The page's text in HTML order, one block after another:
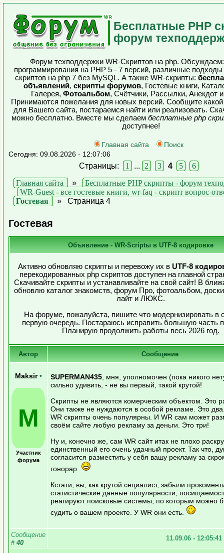
Бесплатные PHP
форум
Форум техподдержки WR-Скриптов на php.
программирования на PHP 5 - 7 версий, различные
скриптов на php 7 без MySQL. А также WR-скрипты:
объявлений, скрипты форумов, Гостевые книги,
Галерея, Фотоальбом, Счётчики, Рассылки, Анекдот и
Принимаются пожелания для новых версий. Сообщите какой
для Вашего сайта, постараемся найти или реализовать.
можно бесплатно. Вместе мы сделаем бесплатные php
доступнее!
Главная сайта
Поиск
Сегодня: 09.08.2026 - 12:07:06
Страницы: 1 ... 2 3 4 5
6
Главная сайта
»
Бесплатные PHP скрипты - форум
WR-Guest - все гостевые книги, wr-faq - скрипт вопрос-
Гостевая
» Страница 4
Гостевая
Объявление - WR-Scriptы в UTF-8 кодировке
Активно обновляю скрипты и перевожу их в UTF-8
перекодированных php скриптов доступен на главной
Скачивайте скрипты и устанавливайте на свой сайт! В
обновлю каталог знакомств, форум Про, фотоальбом,
лайт и ЛЮКС.
На форуме, пожалуйста, пишите что модернизировать в
первую очередь. Постараюсь исправить большую часть
Планирую продолжить работы весь 2026 год.
Автор Сообщение
Maksir •
M
Участник
форума
SUPERMAN435 , мня, уполномочен (пока никого
сильно удивить, - не вы первый, такой крутой!
Скрипты не являются комерческим объектом. Это
Они также не нуждаются в особой рекламе. Это
WR скрипты очень популярны. И WR сам может
своём сайте любую рекламу за деньги. Это три!
Ну и, конечно же, сам WR сайт итак не плохо
единственный его очень удачный проект. Так что,
согласится разместить у себя вашу рекламу за
гонорар.
Кстати, вы, как крутой сециалист, забыли
статистические данные популярности,
реагируют поисковые системы, по которым можно
судить о вашем проекте. У WR они есть.
Сообщение
# 40
11.09.06 - 12:05:41